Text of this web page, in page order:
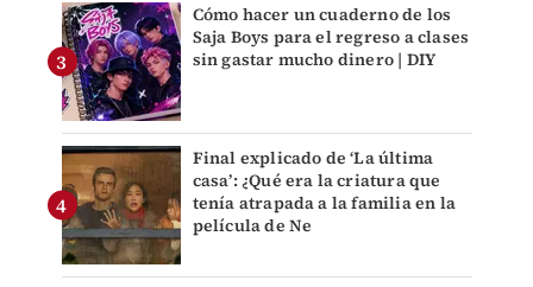
Cómo hacer un cuaderno de los
Saja Boys para el regreso a clases
sin gastar mucho dinero | DIY
Final explicado de ‘La última
casa’: ¿Qué era la criatura que
tenía atrapada a la familia en la
película de Ne